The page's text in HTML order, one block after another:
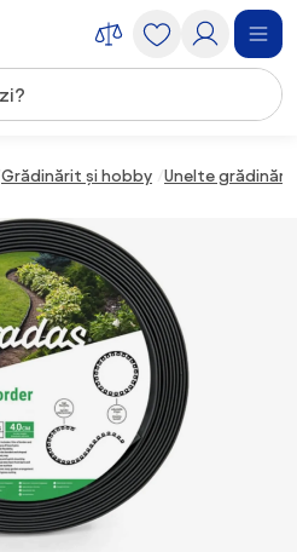
Grădinărit și hobby Unelte grădinărit